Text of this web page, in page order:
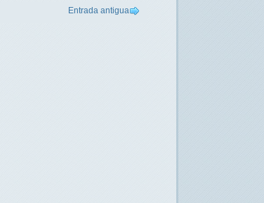
Entrada antigua